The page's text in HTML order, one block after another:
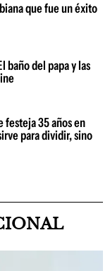
que fue un éxito
baño del papa y las
35 años en
para dividir, sino